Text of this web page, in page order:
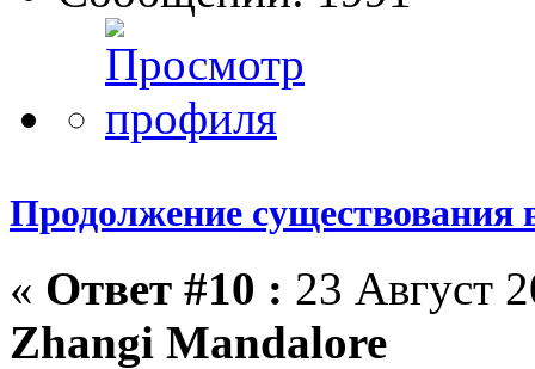
Продолжение существования
« Ответ #10 : 23 Август
Zhangi Mandalore